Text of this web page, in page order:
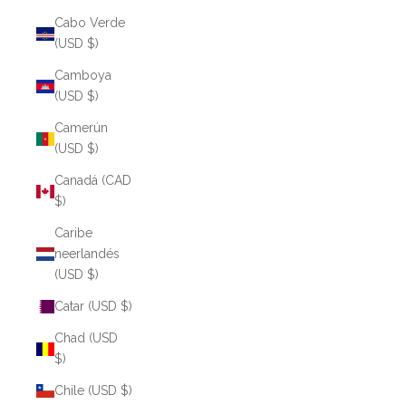
Cabo Verde
(USD $)
Camboya
(USD $)
Camerún
(USD $)
Canadá (CAD
$)
Caribe
neerlandés
(USD $)
Catar (USD $)
Chad (USD
$)
Chile (USD $)